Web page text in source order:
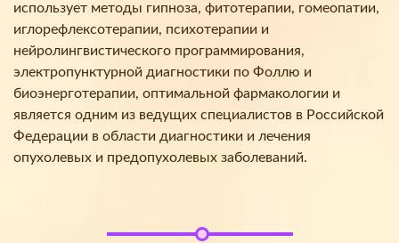
использует методы гипноза, фитотерапии, гомеопатии,
иглорефлексотерапии, психотерапии и
нейролингвистического программирования,
электропунктурной диагностики по Фоллю и
биоэнерготерапии, оптимальной фармакологии и
является одним из ведущих специалистов в Российской
Федерации в области диагностики и лечения
опухолевых и предопухолевых заболеваний.